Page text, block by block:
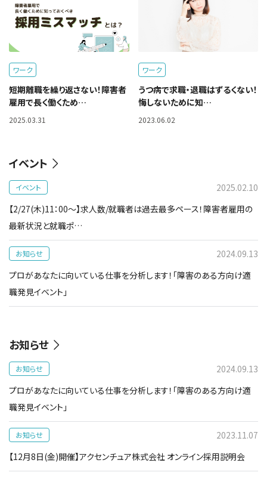
ワーク
短期離職を繰り返さない！障害者
雇用で長く働くため…
2025.03.31
ワーク
うつ病で求職・退職はずるくない！
悔しないために知…
2023.06.02
イベント
イベント
2025.02.10
【2/27(木)11：00～】求人数/就職者は過去最多ペース！障害者雇用の
最新状況と就職ポ…
お知らせ
2024.09.13
プロがあなたに向いている仕事を分析します！「障害のある方向け適
職発見イベント」
お知らせ
お知らせ
2024.09.13
プロがあなたに向いている仕事を分析します！「障害のある方向け適
職発見イベント」
お知らせ
2023.11.07
【12月8日(金)開催】アクセンチュア株式会社 オンライン採用説明会